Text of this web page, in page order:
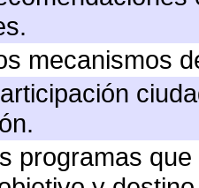
mecanismos
programas